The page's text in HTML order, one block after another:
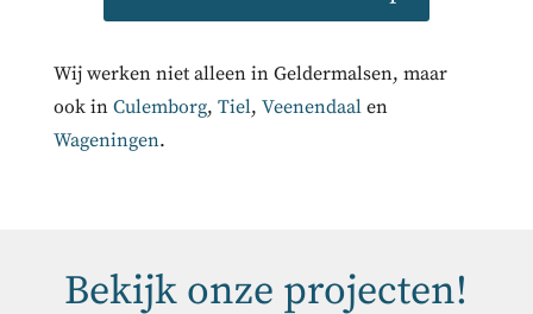
Wij werken niet alleen in Geldermalsen, maar
ook in Culemborg, Tiel, Veenendaalen
Wageningen.
Bekijk onze projecten!